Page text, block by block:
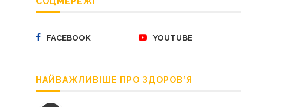
FACEBOOK YOUTUBE
НАЙВАЖЛИВІШЕ ПРО ЗДОРОВ’Я